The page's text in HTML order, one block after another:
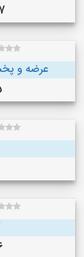
عرضه و